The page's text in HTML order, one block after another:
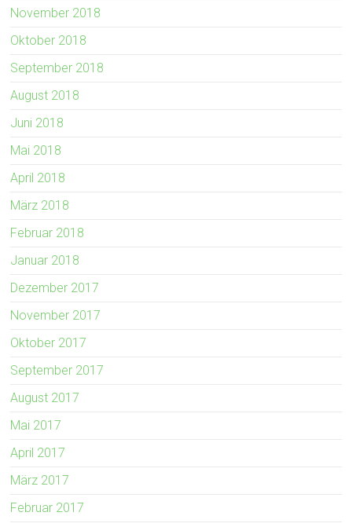
November 2018
Oktober 2018
September 2018
August 2018
Juni 2018
Mai 2018
April 2018
März 2018
Februar 2018
Januar 2018
Dezember 2017
November 2017
Oktober 2017
September 2017
August 2017
Mai 2017
April 2017
März 2017
Februar 2017